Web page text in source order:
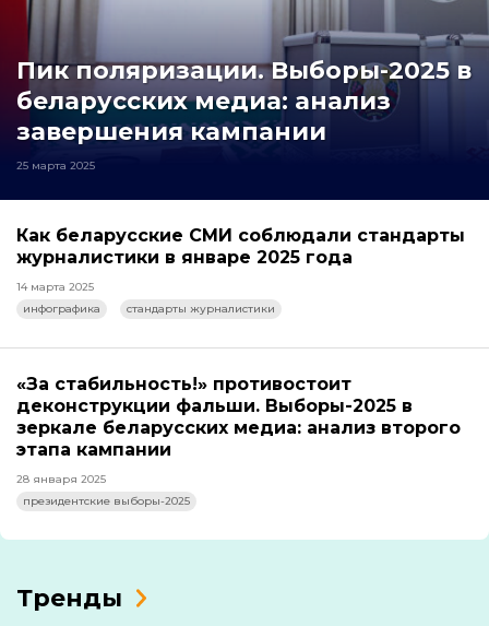
Пик поляризации. Выборы-2025 в
беларусских медиа: анализ
завершения кампании
25 марта 2025
Как беларусские СМИ соблюдали стандарты
журналистики в январе 2025 года
14 марта 2025
инфографика
стандарты журналистики
«За стабильность!» противостоит
деконструкции фальши. Выборы-2025 в
зеркале беларусских медиа: анализ второго
этапа кампании
28 января 2025
президентские выборы-2025
Тренды